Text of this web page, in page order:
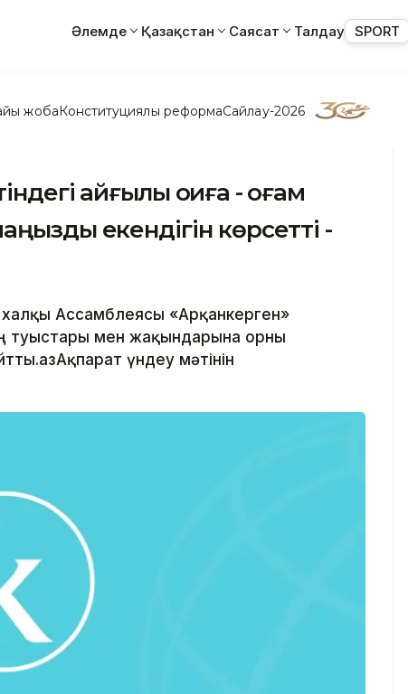
Әлемде Қазақстан Саясат Талдау SPORT
жобаКонституциялық реформаСайлау-2026
қайғылы оқиға - қоғам
екендігін көрсетті -
халқы Ассамблеясы «Арқанкерген»
туыстары мен жақындарына орны
үндеу мәтінін